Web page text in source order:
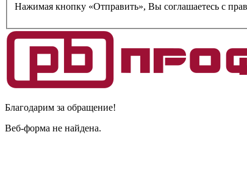
Нажимая кнопку «Отправить», Вы соглашаетесь c
Благодарим за обращение!
Веб-форма не найдена.